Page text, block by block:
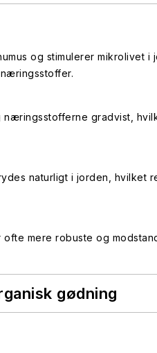
og stimulerer mikrolivet
gradvist,
naturligt i jorden, hvilket
mere robuste og
gødning